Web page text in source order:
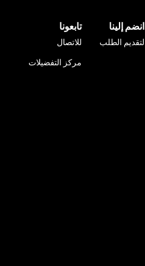
انضم إلينا
لتقديم الطلب
تابعونا
للاتصال
مركز التفضيلات